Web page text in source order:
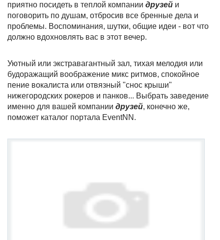
приятно посидеть в теплой компании друзей и
поговорить по душам, отбросив все бренные дела и
проблемы. Воспоминания, шутки, общие идеи - вот что
должно вдохновлять вас в этот вечер.
Уютный или экстравагантный зал, тихая мелодия или
будоражащий воображение микс ритмов, спокойное
пение вокалиста или отвязный "снос крыши"
нижегородских рокеров и панков... Выбрать заведение
именно для вашей компании друзей, конечно же,
поможет каталог портала EventNN.